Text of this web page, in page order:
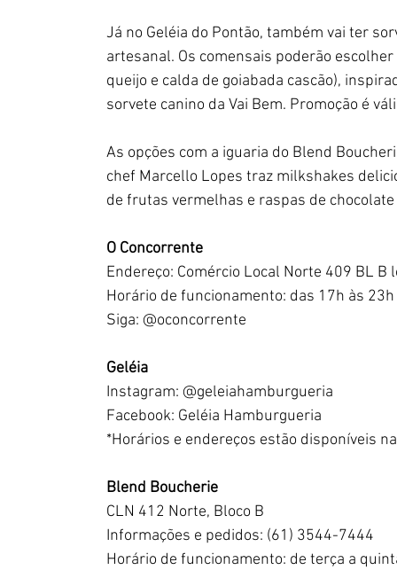
Já no Geléia do Pontão, também vai ter
artesanal. Os comensais poderão
queijo e calda de goiabada cascão),
sorvete canino da Vai Bem. Promoção é
As opções com a iguaria do Blend
chef Marcello Lopes traz milkshakes
de frutas vermelhas e raspas de
O Concorrente
Endereço: Comércio Local Norte 409 BL B
Horário de funcionamento: das 17h às 23h
Siga: @oconcorrente
Geléia
Instagram: @geleiahamburgueria
Facebook: Geléia Hamburgueria
*Horários e endereços estão disponíveis
Blend Boucherie
CLN 412 Norte, Bloco B
Informações e pedidos: (61) 3544-7444
Horário de funcionamento: de terça a